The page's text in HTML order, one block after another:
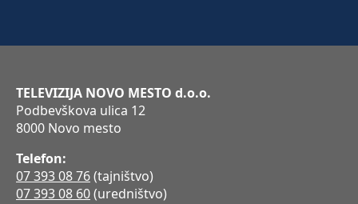
TELEVIZIJA NOVO MESTO d.o.o.
Podbevškova ulica 12
8000 Novo mesto
Telefon:
07 393 08 76(tajništvo)
07 393 08 60(uredništvo)